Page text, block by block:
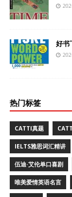
好书
热门标签
CATTI真题
IELTS雅思词汇精讲
伍迪·艾伦单口喜剧
唯美爱情英语名言